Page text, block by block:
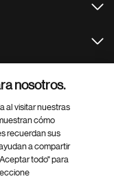
nosotros.
al visitar nuestras
cómo
recuerdan sus
a compartir
todo" para